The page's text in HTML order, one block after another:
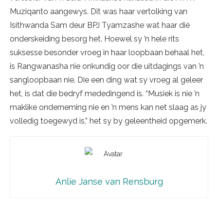
Muziqanto aangewys. Dit was haar vertolking van
Isithwanda Sam deur BPJ Tyamzashe wat haar dié
onderskeiding besorg het. Hoewel sy ’n hele rits
suksesse besonder vroeg in haar loopbaan behaal het,
is Rangwanasha nie onkundig oor die uitdagings van ’n
sangloopbaan nie. Die een ding wat sy vroeg al geleer
het, is dat die bedryf mededingend is. “Musiek is nie ’n
maklike onderneming nie en ’n mens kan net slaag as jy
volledig toegewyd is,” het sy by geleentheid opgemerk.
Anlie Janse van Rensburg